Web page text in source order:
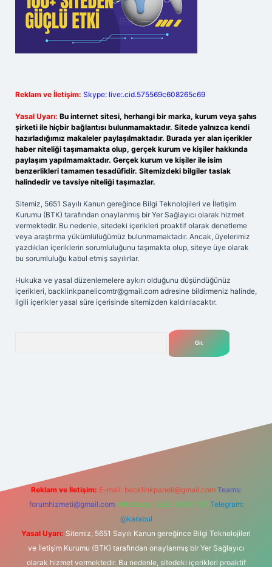
Reklam ve İletişim: Skype: live:.cid.575569c608265c69
Yasal Uyarı: Bu internet sitesi, herhangi bir marka, kurum veya şahıs
şirketi ile hiçbir bağlantısı bulunmamaktadır. Sitede yalnızca kendi
hazırladığımız makaleler paylaşılmaktadır. Burada yer alan içerikler
haber niteliği taşımamakta olup, gerçek kurum ve kişiler hakkında
paylaşım yapılmamaktadır. Gerçek kurum ve kişiler ile isim
benzerlikleri tamamen tesadüfidir. Sitemizdeki bilgiler taslak
halindedir ve tavsiye niteliği taşımazlar.
Sitemiz, 5651 Sayılı Kanun gereğince Bilgi Teknolojileri ve İletişim
Kurumu (BTK) tarafından onaylanmış bir Yer Sağlayıcı olarak hizmet
vermektedir. Bu nedenle, sitedeki içerikleri proaktif olarak denetleme
veya araştırma yükümlülüğümüz bulunmamaktadır. Ancak, üyelerimiz
yazdıkları içeriklerin sorumluluğunu taşımakta olup, siteye üye olarak
bu sorumluluğu kabul etmiş sayılırlar.
Hukuka ve yasal düzenlemelere aykırı olduğunu düşündüğünüz
içerikleri, backlinkpanelicomtr@gmail.com adresine bildirmeniz halinde,
ilgili içerikler yasal süre içerisinde sitemizden kaldırılacaktır.
Reklam ve İletişim: E-mail: backlinkpaneli@gmail.com Teams:
forumhizmeti@gmail.com Whatsapp: 0262 606 0 726 Telegram:
@karabul
Yasal Uyarı: Sitemiz, 5651 Sayılı Kanun gereğince Bilgi Teknolojileri
ve İletişim Kurumu (BTK) tarafından onaylanmış bir Yer Sağlayıcı
olarak hizmet vermektedir. Bu nedenle, sitedeki içerikleri proaktif